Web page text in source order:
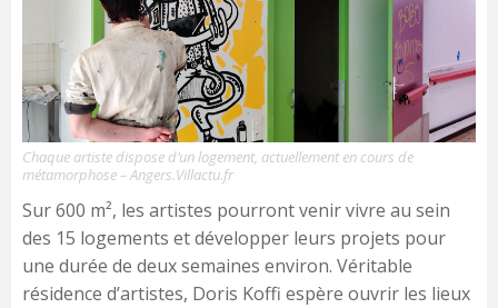
Chaque artiste dispose d’un logement, actuellement en cours de
métamorphose – Angers.Villactu.fr
Sur 600 m², les artistes pourront venir vivre au sein
des 15 logements et développer leurs projets pour
une durée de deux semaines environ. Véritable
résidence d’artistes, Doris Koffi espère ouvrir les lieux